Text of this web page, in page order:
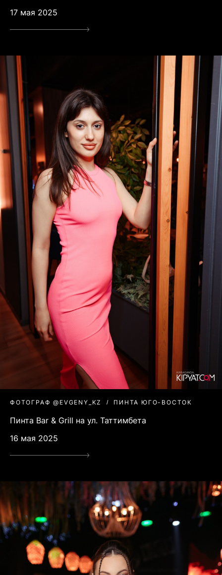
17 мая 2025
ФОТОГРАФ @EVGENY_KZ ПИНТА ЮГО-ВОСТОК
Пинта Bar & Grill на ул. Таттимбета
16 мая 2025